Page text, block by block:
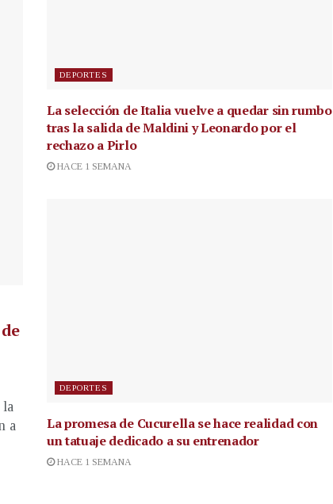
a
DEPORTES
La selección de Italia vuelve a quedar sin rumbo
tras la salida de Maldini y Leonardo por el
rechazo a Pirlo
HACE 1 SEMANA
DEPORTES
La promesa de Cucurella se hace realidad con
un tatuaje dedicado a su entrenador
HACE 1 SEMANA